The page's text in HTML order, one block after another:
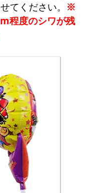
てください。 ※
程度のシワが残